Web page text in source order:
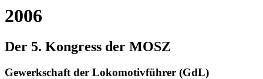
2006
Der 5. Kongress der MOSZ
Gewerkschaft der Lokomotivführer (GdL)